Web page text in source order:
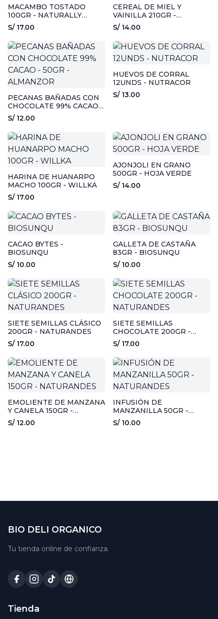
MACAMBO TOSTADO
100GR - NATURALLY
DIVINE
S/ 17.00
CEREAL DE MIEL Y
VAINILLA 210GR -
DYFFERENT
S/ 14.00
PECANAS BAÑADAS CON
CHOCOLATE 99% CACAO -
50GR - ALMANZOR
S/ 12.00
HUEVOS DE CORRAL
12UNDS - NUTRACOR
S/ 13.00
HARINA DE HUANARPO
MACHO 100GR - WILLKA
S/ 17.00
AJONJOLI EN GRANO
500GR - HOJA VERDE
S/ 14.00
CACAO BYTES -
BIOSUNQU
S/ 10.00
GALLETA DE CASTAÑA
83GR - BIOSUNQU
S/ 10.00
SIETE SEMILLAS CLÁSICO
200GR - NATURANDES
S/ 17.00
SIETE SEMILLAS
CHOCOLATE 200GR -
NATURANDES
S/ 17.00
EMOLIENTE DE MANZANA
Y CANELA 150GR -
NATURANDES
S/ 12.00
INFUSIÓN DE
MANZANILLA 50GR -
NATURANDES
S/ 10.00
BIO DELI ORGANICO
Tu tienda online de confianza.
Tienda